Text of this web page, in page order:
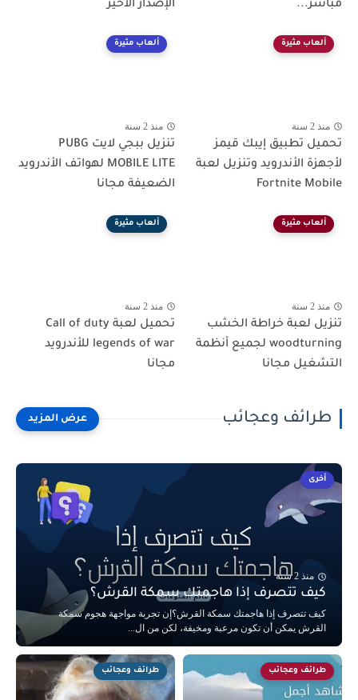
مباشر...
الإصدار الأخير
ألعاب مثيرة
منذ 2 سنة
تحميل تطبيق إيبك قيمز
لأجهزة الأندرويد وتنزيل لعبة
Fortnite Mobile
ألعاب مثيرة
منذ 2 سنة
تنزيل ببجي لايت PUBG
MOBILE LITE لهواتف الأندرويد
الضعيفة مجانا
ألعاب مثيرة
منذ 2 سنة
تنزيل لعبة خراطة الخشب
woodturning لجميع أنظمة
التشغيل مجانا
ألعاب مثيرة
منذ 2 سنة
تحميل لعبة Call of duty
legends of war للأندرويد
مجانا
طرائف وعجائب
أخرى
منذ 2 سنة
كيف تتصرف إذا هاجمتك سمكة القرش؟
كيف تتصرف إذا هاجمتك سمكة القرش؟إن تجربة مواجهة هجوم سمكة
القرش يمكن أن تكون مرعبة ومخيفة، لكن من ال...
طرائف وعجائب طرائف وعجائب